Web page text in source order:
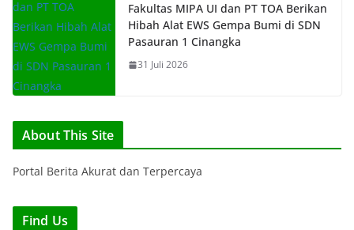
Fakultas MIPA UI dan PT TOA Berikan
Hibah Alat EWS Gempa Bumi di SDN
Pasauran 1 Cinangka
31 Juli 2026
About This Site
Portal Berita Akurat dan Terpercaya
Find Us